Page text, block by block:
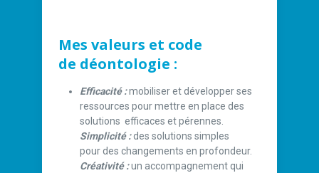
Mes valeurs et code
de déontologie :
Efficacité :mobiliser et développer ses
ressources pour mettre en place des
solutions efficaces et pérennes.
Simplicité :des solutions simples
pour des changements en profondeur.
Créativité:un accompagnement qui